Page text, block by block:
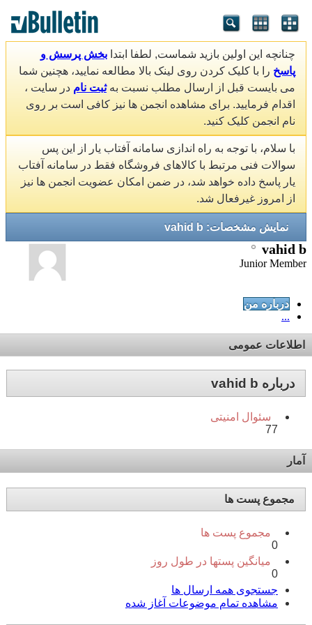
چنانچه این اولین بازید شماست, لطفا ابتدا بخش پرسش و
پاسخ را با کلیک کردن روی لینک بالا مطالعه نمایید، هچنین شما
می بایست قبل از ارسال مطلب نسبت بهثبت نام در سایت ،
اقدام فرمایید. برای مشاهده انجمن ها نیز کافی است بر روی
نام انجمن کلیک کنید.
با سلام، با توجه به راه اندازی سامانه آفتاب یار از این پس
سوالات فنی مرتبط با کالاهای فروشگاه فقط در سامانه آفتاب
یار پاسخ داده خواهد شد، در ضمن امکان عضویت انجمن ها نیز
از امروز غیرفعال شد.
نمایش مشخصات: vahid b
vahid b
Junior Member
درباره من
...
اطلاعات عمومی
درباره vahid b
سئوال امنیتی
77
آمار
مجموع پست ها
مجموع پست ها
0
میانگین پستها در طول روز
0
جستجوی همه ارسال ها
مشاهده تمام موضوعات آغاز شده